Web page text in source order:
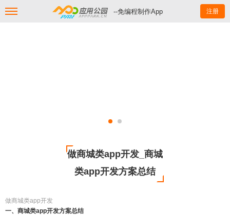
--免编程制作App 注册
做商城类app开发_商城
类app开发方案总结
做商城类app开发
一、商城类app开发方案总结